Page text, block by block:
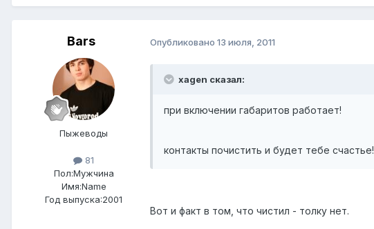
Bars
Пыжеводы
81
Пол:Мужчина
Имя:Name
Год выпуска:2001
Опубликовано 13 июля, 2011
xagen сказал:
при включении габаритов работает!
контакты почистить и будет тебе счастье!
Вот и факт в том, что чистил - толку нет.